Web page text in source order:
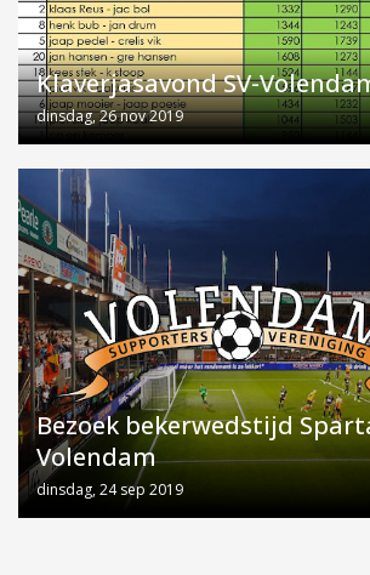
Klaverjasavond SV-
dinsdag, 26 nov 2019
Bezoek bekerwedstijd
Volendam
dinsdag, 24 sep 2019